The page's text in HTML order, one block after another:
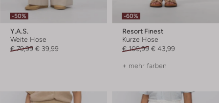
-50%
Y.a.s.
Weite Hose
€ 79,99 € 39,99
-60%
Resort Finest
Kurze Hose
€ 109,99 € 43,99
+ mehr farben